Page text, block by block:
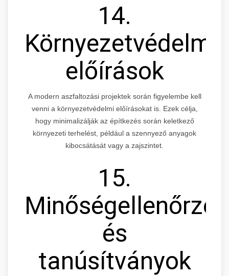
14.
Környezetvédelmi
előírások
A modern aszfaltozási projektek során figyelembe kell
venni a környezetvédelmi előírásokat is. Ezek célja,
hogy minimalizálják az építkezés során keletkező
környezeti terhelést, például a szennyező anyagok
kibocsátását vagy a zajszintet.
15.
Minőségellenőrzés
és
tanúsítványok